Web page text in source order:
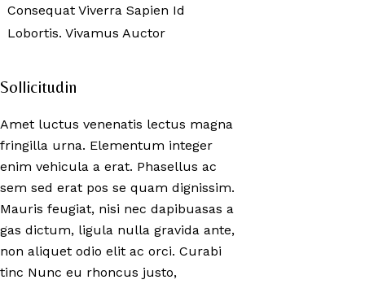
Consequat Viverra Sapien Id
Lobortis. Vivamus Auctor
Sollicitudin
Amet luctus venenatis lectus magna
fringilla urna. Elementum integer
enim vehicula a erat. Phasellus ac
sem sed erat pos se quam dignissim.
Mauris feugiat, nisi nec dapibuasas a
gas dictum, ligula nulla gravida ante,
non aliquet odio elit ac orci. Curabi
tinc Nunc eu rhoncus justo,